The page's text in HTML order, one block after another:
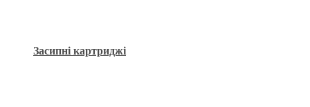
Засипні картриджі